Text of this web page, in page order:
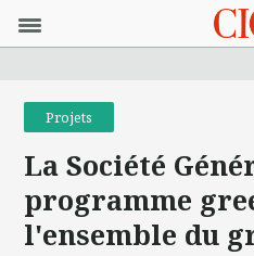
Projets
La Société
programme
l'ensemble du